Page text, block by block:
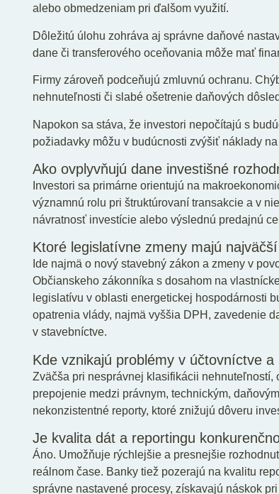
alebo obmedzeniam pri ďalšom využití.
Dôležitú úlohu zohráva aj správne daňové
dane či transferového oceňovania môže mať
Firmy zároveň podceňujú zmluvnú ochranu.
nehnuteľnosti či slabé ošetrenie daňových
Napokon sa stáva, že investori nepočítajú s
požiadavky môžu v budúcnosti zvýšiť náklady
Ako ovplyvňujú dane investišné
Investori sa primárne orientujú na
významnú rolu pri štruktúrovaní transakcie a v
návratnosť investície alebo výslednú predajnú
Ktoré legislatívne zmeny majú
Ide najmä o nový stavebný zákon a zmeny v
Občianskeho zákonníka s dosahom na
legislatívu v oblasti energetickej hospodárnosti
opatrenia vlády, najmä vyššia DPH, zavedenie
v stavebníctve.
Kde vznikajú problémy v účtovníctve a
Zväčša pri nesprávnej klasifikácii nehnuteľností,
prepojenie medzi právnym, technickým,
nekonzistentné reporty, ktoré znižujú dôveru
Je kvalita dát a reportingu
Áno. Umožňuje rýchlejšie a presnejšie
reálnom čase. Banky tiež pozerajú na kvalitu
správne nastavené procesy, získavajú náskok